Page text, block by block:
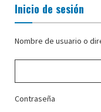
Inicio de sesión
Nombre de usuario o
Contraseña